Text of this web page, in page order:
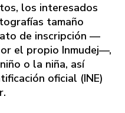
los interesados
tamaño
de inscripción —
el propio Inmudej—,
o la niña, así
oficial (INE)